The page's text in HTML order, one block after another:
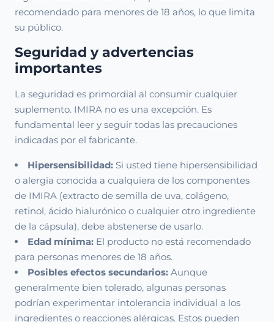
recomendado para menores de 18 años, lo que limita
su público.
Seguridad y advertencias
importantes
La seguridad es primordial al consumir cualquier
suplemento. IMIRA no es una excepción. Es
fundamental leer y seguir todas las precauciones
indicadas por el fabricante.
Hipersensibilidad: Si usted tiene hipersensibilidad
o alergia conocida a cualquiera de los componentes
de IMIRA (extracto de semilla de uva, colágeno,
retinol, ácido hialurónico o cualquier otro ingrediente
de la cápsula), debe abstenerse de usarlo.
Edad mínima: El producto no está recomendado
para personas menores de 18 años.
Posibles efectos secundarios: Aunque
generalmente bien tolerado, algunas personas
podrían experimentar intolerancia individual a los
ingredientes o reacciones alérgicas. Estos pueden